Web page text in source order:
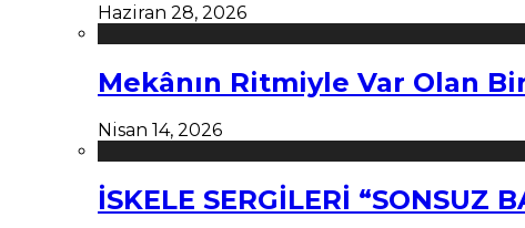
Haziran 28, 2026
Mekânın Ritmiyle Var Olan
Nisan 14, 2026
İSKELE SERGİLERİ “SONSUZ